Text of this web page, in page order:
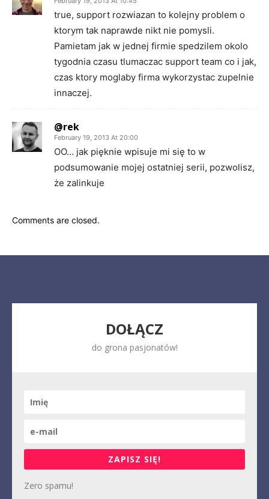
true, support rozwiazan to kolejny problem o
ktorym tak naprawde nikt nie pomysli.
Pamietam jak w jednej firmie spedzilem okolo
tygodnia czasu tlumaczac support team co i jak,
czas ktory moglaby firma wykorzystac zupelnie
innaczej.
@rek
February 19, 2013 At 20:00
OO… jak pięknie wpisuje mi się to w
podsumowanie mojej ostatniej serii, pozwolisz,
że zalinkuje
Comments are closed.
DOŁĄCZ
do grona pasjonatów!
ZAPISZ SIĘ!
Zero spamu!